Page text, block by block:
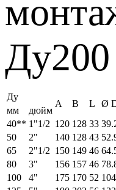
Ду200
Ду
A B L Ø
мм
дюйм
40** 1"1/2 120 128 33
50
2" 140 128 43
65
2"1/2 150 149 46
80
3" 156 157 46
100
4" 175 170 52 104